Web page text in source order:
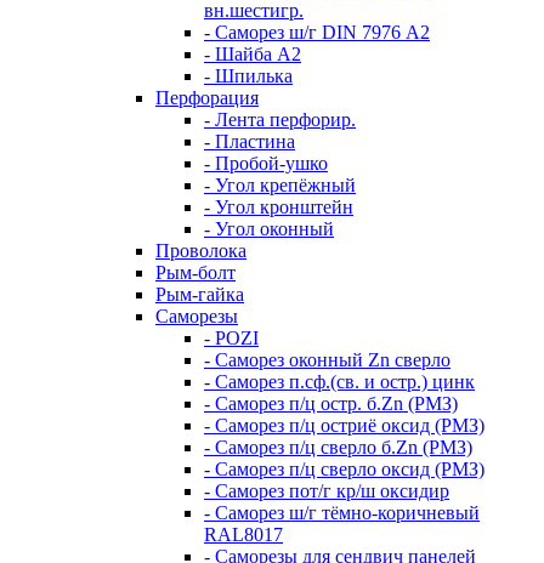
вн.шестигр.
- Саморез ш/г DIN 7976 А2
- Шайба А2
- Шпилька
Перфорация
- Лента перфорир.
- Пластина
- Пробой-ушко
- Угол крепёжный
- Угол кронштейн
- Угол оконный
Проволока
Рым-болт
Рым-гайка
Саморезы
- POZI
- Саморез оконный Zn сверло
- Саморез п.сф.(св. и остр.) цинк
- Саморез п/ц остр. б.Zn (РМЗ)
- Саморез п/ц остриё оксид (РМЗ)
- Саморез п/ц сверло б.Zn (РМЗ)
- Саморез п/ц сверло оксид (РМЗ)
- Саморез пот/г кр/ш оксидир
- Саморез ш/г тёмно-коричневый
RAL8017
- Саморезы для сендвич панелей